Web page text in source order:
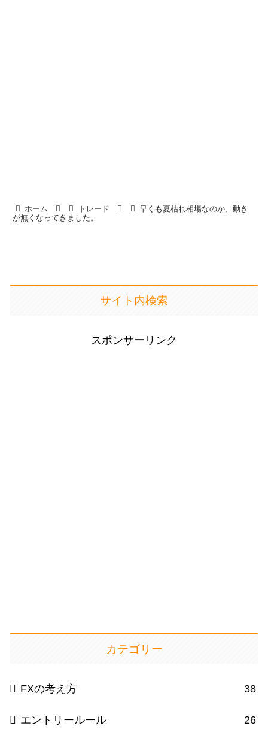
ホーム トレード
早くも夏枯れ相場なのか、動き
が無くなってきました。
サイト内検索
スポンサーリンク
カテゴリー
FXの考え方 38
エントリールール 26